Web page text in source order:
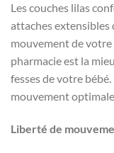
Les couches lilas
attaches extensibles
mouvement de
pharmacie est la
fesses de votre
mouvement
Liberté de